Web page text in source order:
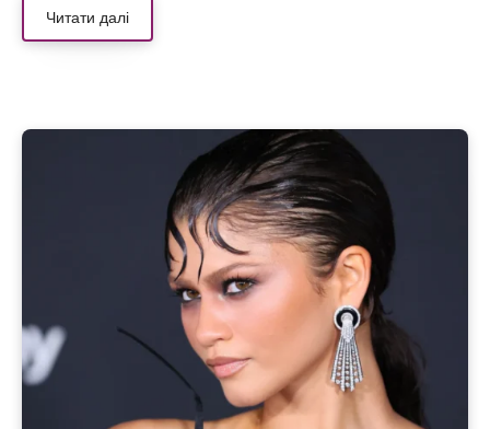
Читати далі